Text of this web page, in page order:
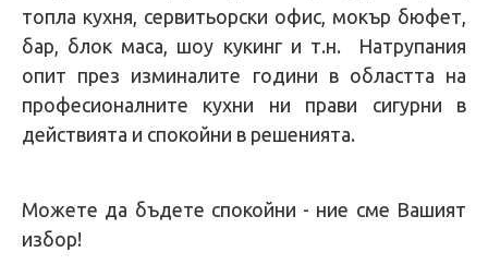
топла кухня, сервитьорски офис, мокър бюфет,
бар, блок маса, шоу кукинг и т.н. Натрупания
опит през изминалите години в областта на
професионалните кухни ни прави сигурни в
действията и спокойни в решенията.
Можете да бъдете спокойни - ние сме Вашият
избор!